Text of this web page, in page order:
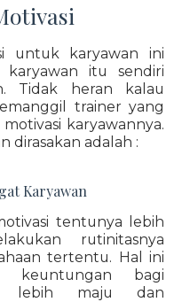
untuk karyawan ini
itu sendiri
Tidak heran kalau
trainer yang
karyawannya.
dirasakan adalah :
Karyawan
tentunya lebih
rutinitasnya
tertentu. Hal ini
keuntungan bagi
lebih maju dan